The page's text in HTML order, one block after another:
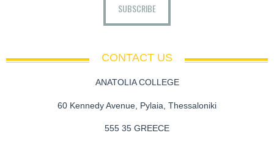
SUBSCRIBE
CONTACT US
ANATOLIA COLLEGE
60 Kennedy Avenue, Pylaia, Thessaloniki
555 35 GREECE